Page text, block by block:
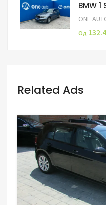
BMW 1
ONE
Од
Related Ads